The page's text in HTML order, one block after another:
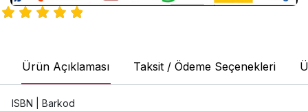
Ürün Açıklaması Taksit / Ödeme Seçenekleri
ISBN | Barkod